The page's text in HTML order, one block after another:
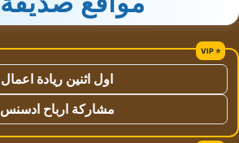
اول اثنين ريادة اعمال
مشاركة ارباح ادسنس